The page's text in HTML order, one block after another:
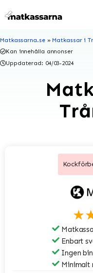
till
Matkassarna.se» Matkassar i
Kan innehålla annonser
Uppdaterad: 04/03-2024
Enbart
Ingen
Minimalt